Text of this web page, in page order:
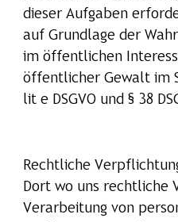
dieser Aufgaben
auf Grundlage der
im öffentlichen
öffentlicher Gewalt im
lit e DSGVO und § 38
Rechtliche
Dort wo uns rechtliche
Verarbeitung von